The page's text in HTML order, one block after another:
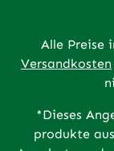
Alle Preise
Versandkosten
*Dieses
produkte